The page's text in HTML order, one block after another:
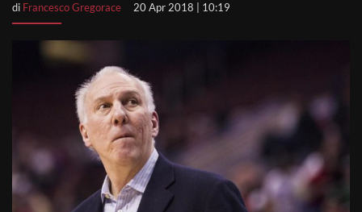
di Francesco Gregorace 20 Apr 2018 | 10:19